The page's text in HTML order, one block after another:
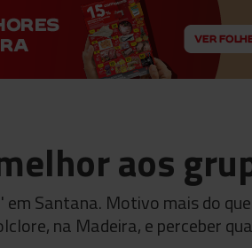
aos
Santana. Motivo mais do
na Madeira, e perceber